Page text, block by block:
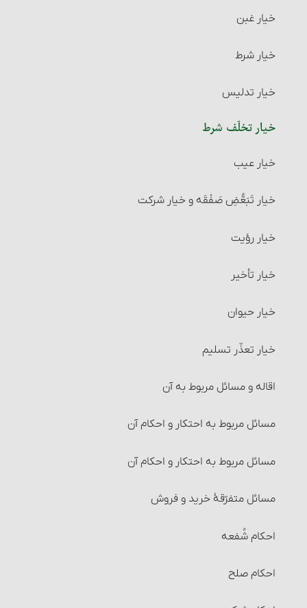
خیار غبن
خیار شرط
خیار تدلیس
خیار تخلّف شرط
خیار عیب
خیار تَبَعُّضِ صَفْقَه و خیار شرکت
خیار رؤیت
خیار تأخیر
خیار حیوان
خیار تعذّر تسلیم
اقاله و مسائل مربوط به آن‏
مسائل مربوط به احتکار و احکام آن‏
مسائل مربوط به احتکار و احکام آن
مسائل متفرّقۀ‏ خرید و فروش
احکام شُفعه
احکام صلح